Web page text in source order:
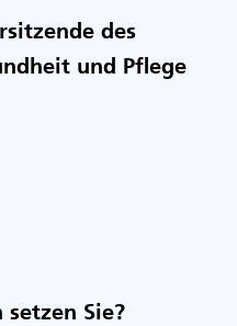
des
und Pflege
Sie?